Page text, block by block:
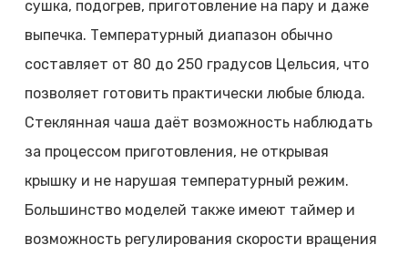
сушка, подогрев, приготовление на пару и даже
выпечка. Температурный диапазон обычно
составляет от 80 до 250 градусов Цельсия, что
позволяет готовить практически любые блюда.
Стеклянная чаша даёт возможность наблюдать
за процессом приготовления, не открывая
крышку и не нарушая температурный режим.
Большинство моделей также имеют таймер и
возможность регулирования скорости вращения